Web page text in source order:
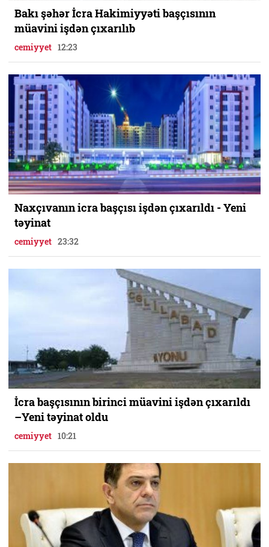
Bakı şəhər İcra Hakimiyyəti başçısının
müavini işdən çıxarılıb
cemiyyet 12:23
Naxçıvanın icra başçısı işdən çıxarıldı - Yeni
təyinat
cemiyyet 23:32
İcra başçısının birinci müavini işdən çıxarıldı
–Yeni təyinat oldu
cemiyyet 10:21